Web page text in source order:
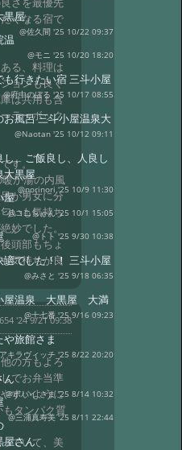
くなる宿で
る、料理は
ョンも良く
は共用も含
ラーボック
す。
か湯の内風
が男女に分
いも気持ち
妙でした。
頭部もちょ
気持ちが良
'24 9/21 09:38
の方もよろ
でお弁当準
すいように
タンパク質
ていて、美
黒屋」
@佐久間 '25 10/22 09:37
温
@モニ '25 10/20 18:20
も行きたい宿 三斗小屋
@府中のぼる '25 10/17 08:55
お風呂 三斗小屋温泉大
@Naotan '25 10/12 09:11
し、ご飯良し、人良し
大黒屋
@norinori '25 10/9 11:30
屋
@コニちゃん '25 10/1 15:05
@トト '25 9/30 10:38
適でした！！ 三斗小屋
@みさと '25 9/18 06:35
屋温泉 大黒屋 大満
@十七番 '25 9/16 09:23
や旅館さま
キラヴィッチ '25 8/22 20:20
ん
@ポパイ さま '25 8/14 10:32
@三浦真寿美 '25 8/11 22:44
屋さん